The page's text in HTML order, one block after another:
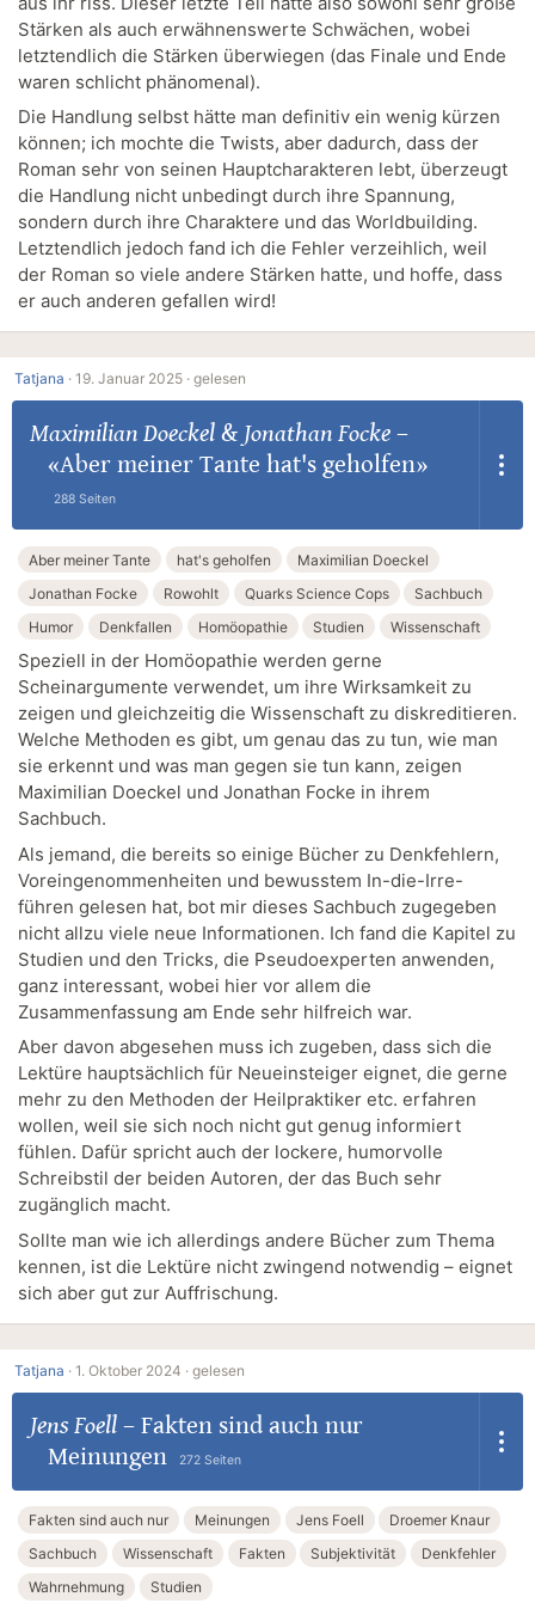
Stärken als auch erwähnenswerte Schwächen, wobei
letztendlich die Stärken überwiegen (das Finale und Ende
waren schlicht phänomenal).
Die Handlung selbst hätte man definitiv ein wenig kürzen
können; ich mochte die Twists, aber dadurch, dass der
Roman sehr von seinen Hauptcharakteren lebt, überzeugt
die Handlung nicht unbedingt durch ihre Spannung,
sondern durch ihre Charaktere und das Worldbuilding.
Letztendlich jedoch fand ich die Fehler verzeihlich, weil
der Roman so viele andere Stärken hatte, und hoffe, dass
er auch anderen gefallen wird!
Tatjana · 19. Januar 2025 · gelesen
Maximilian Doeckel& Jonathan Focke–
«Aber meiner Tante hat's geholfen»
288 Seiten
Aber meiner Tante hat's geholfen
Maximilian Doeckel
Jonathan Focke
Rowohlt Quarks Science Cops
Sachbuch
Humor
Denkfallen Homöopathie Studien Wissenschaft
Speziell in der Homöopathie werden gerne
Scheinargumente verwendet, um ihre Wirksamkeit zu
zeigen und gleichzeitig die Wissenschaft zu diskreditieren.
Welche Methoden es gibt, um genau das zu tun, wie man
sie erkennt und was man gegen sie tun kann, zeigen
Maximilian Doeckel und Jonathan Focke in ihrem
Sachbuch.
Als jemand, die bereits so einige Bücher zu Denkfehlern,
Voreingenommenheiten und bewusstem In-die-Irre-
führen gelesen hat, bot mir dieses Sachbuch zugegeben
nicht allzu viele neue Informationen. Ich fand die Kapitel zu
Studien und den Tricks, die Pseudoexperten anwenden,
ganz interessant, wobei hier vor allem die
Zusammenfassung am Ende sehr hilfreich war.
Aber davon abgesehen muss ich zugeben, dass sich die
Lektüre hauptsächlich für Neueinsteiger eignet, die gerne
mehr zu den Methoden der Heilpraktiker etc. erfahren
wollen, weil sie sich noch nicht gut genug informiert
fühlen. Dafür spricht auch der lockere, humorvolle
Schreibstil der beiden Autoren, der das Buch sehr
zugänglich macht.
Sollte man wie ich allerdings andere Bücher zum Thema
kennen, ist die Lektüre nicht zwingend notwendig – eignet
sich aber gut zur Auffrischung.
Tatjana · 1. Oktober 2024 · gelesen
Jens Foell– Fakten sind auch nur
Meinungen
272 Seiten
Fakten sind auch nur Meinungen Jens Foell
Droemer Knaur
Sachbuch
Wissenschaft Fakten Subjektivität
Denkfehler
Wahrnehmung
Studien